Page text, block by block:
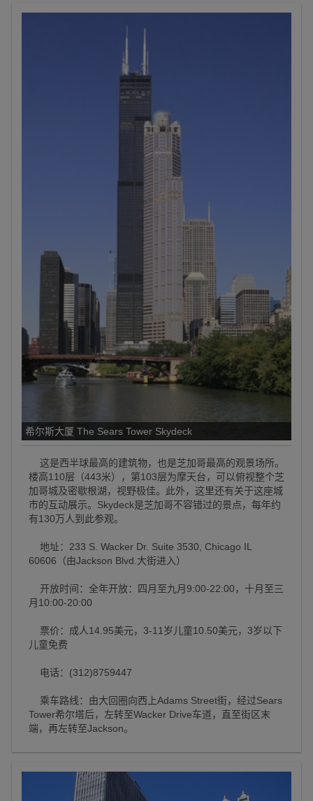
希尔斯大厦 The Sears Tower Skydeck
这是西半球最高的建筑物，也是芝加哥最高的观景场所。
楼高110层（443米），第103层为摩天台，可以俯视整个芝
加哥城及密歇根湖，视野极佳。此外，这里还有关于这座城
市的互动展示。Skydeck是芝加哥不容错过的景点，每年约
有130万人到此参观。
地址：233 S. Wacker Dr. Suite 3530, Chicago IL
60606（由Jackson Blvd.大街进入）
开放时间：全年开放：四月至九月9:00-22:00，十月至三
月10:00-20:00
票价：成人14.95美元，3-11岁儿童10.50美元，3岁以下
儿童免费
电话：(312)8759447
乘车路线：由大回圈向西上Adams Street街，经过Sears
Tower希尔塔后，左转至Wacker Drive车道，直至街区末
端，再左转至Jackson。